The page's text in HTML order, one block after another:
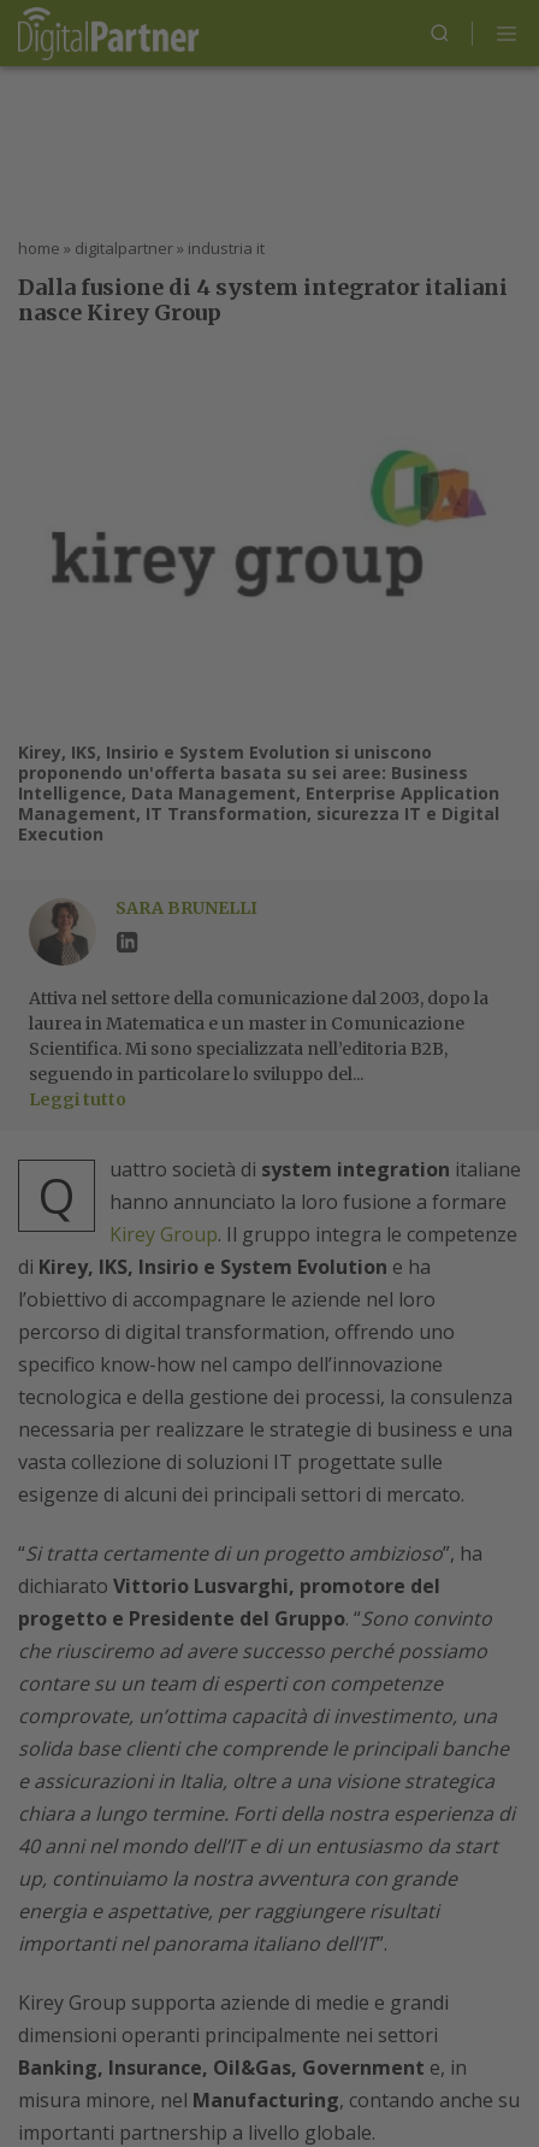
home » digitalpartner» industria it
Dalla fusione di 4 system integrator italiani
nasce Kirey Group
Kirey, IKS, Insirio e System Evolution si uniscono
proponendo un'offerta basata su sei aree: Business
Intelligence, Data Management, Enterprise Application
Management, IT Transformation, sicurezza IT e Digital
Execution
SARA BRUNELLI
Attiva nel settore della comunicazione dal 2003, dopo la
laurea in Matematica e un master in Comunicazione
Scientifica. Mi sono specializzata nell’editoria B2B,
seguendo in particolare lo sviluppo del...
Leggi tutto
Q uattro società di system integration italiane
hanno annunciato la loro fusione a formare
Kirey Group. Il gruppo integra le competenze
di Kirey, IKS, Insirio e System Evolution e ha
l’obiettivo di accompagnare le aziende nel loro
percorso di digital transformation, offrendo uno
specifico know-how nel campo dell’innovazione
tecnologica e della gestione dei processi, la consulenza
necessaria per realizzare le strategie di business e una
vasta collezione di soluzioni IT progettate sulle
esigenze di alcuni dei principali settori di mercato.
“Si tratta certamente di un progetto ambizioso”, ha
dichiarato Vittorio Lusvarghi, promotore del
progetto e Presidente del Gruppo. “Sono convinto
che riusciremo ad avere successo perché possiamo
contare su un team di esperti con competenze
comprovate, un’ottima capacità di investimento, una
solida base clienti che comprende le principali banche
e assicurazioni in Italia, oltre a una visione strategica
chiara a lungo termine. Forti della nostra esperienza di
40 anni nel mondo dell’IT e di un entusiasmo da start
up, continuiamo la nostra avventura con grande
energia e aspettative, per raggiungere risultati
importanti nel panorama italiano dell’IT”.
Kirey Group supporta aziende di medie e grandi
dimensioni operanti principalmente nei settori
Banking, Insurance, Oil&Gas, Government e, in
misura minore, nel Manufacturing, contando anche su
importanti partnership a livello globale.